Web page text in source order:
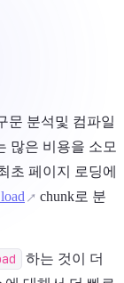
문 분석및 컴파일
많은 비용을 소모
초 페이지 로딩에
chunk로 분
하는 것이 더